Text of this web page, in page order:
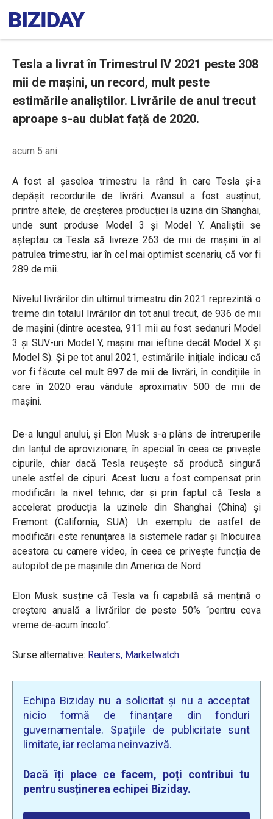
Tesla a livrat în Trimestrul IV 2021 peste 308
mii de mașini, un record, mult peste
estimările analiștilor. Livrările de anul trecut
aproape s-au dublat față de 2020.
acum 5 ani
A fost al șaselea trimestru la rând în care Tesla și-a
depășit recordurile de livrări. Avansul a fost susținut,
printre altele, de creșterea producției la uzina din Shanghai,
unde sunt produse Model 3 și Model Y. Analiștii se
așteptau ca Tesla să livreze 263 de mii de mașini în al
patrulea trimestru, iar în cel mai optimist scenariu, că vor fi
289 de mii.
Nivelul livrărilor din ultimul trimestru din 2021 reprezintă o
treime din totalul livrărilor din tot anul trecut, de 936 de mii
de mașini (dintre acestea, 911 mii au fost sedanuri Model
3 și SUV-uri Model Y, mașini mai ieftine decât Model X și
Model S). Și pe tot anul 2021, estimările inițiale indicau că
vor fi făcute cel mult 897 de mii de livrări, în condițiile în
care în 2020 erau vândute aproximativ 500 de mii de
mașini.
De-a lungul anului, și Elon Musk s-a plâns de întreruperile
din lanțul de aprovizionare, în special în ceea ce privește
cipurile, chiar dacă Tesla reușește să producă singură
unele astfel de cipuri. Acest lucru a fost compensat prin
modificări la nivel tehnic, dar și prin faptul că Tesla a
accelerat producția la uzinele din Shanghai (China) și
Fremont (California, SUA). Un exemplu de astfel de
modificări este renunțarea la sistemele radar și înlocuirea
acestora cu camere video, în ceea ce privește funcția de
autopilot de pe mașinile din America de Nord.
Elon Musk susține că Tesla va fi capabilă să mențină o
creștere anuală a livrărilor de peste 50% “pentru ceva
vreme de-acum încolo”.
Surse alternative: Reuters, Marketwatch
Echipa Biziday nu a solicitat și nu a acceptat
nicio formă de finanțare din fonduri
guvernamentale. Spațiile de publicitate sunt
limitate, iar reclama neinvazivă.
Dacă îți place ce facem, poți contribui tu
pentru susținerea echipei Biziday.